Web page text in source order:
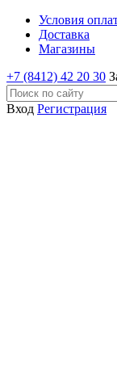
Условия
Доставка
Магазины
+7 (8412) 42 20 30
Вход Регистрация